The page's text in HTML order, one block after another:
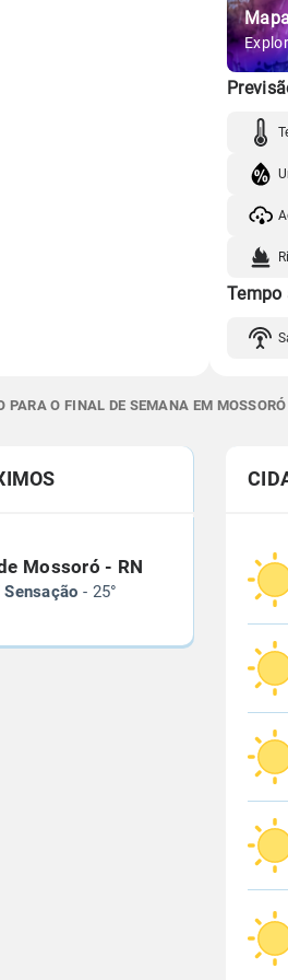
Tempo
PARA O FINAL DE SEMANA EM
Mossoró - RN
Sensação - 25°